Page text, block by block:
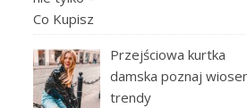
Przejściowa kurtka
damska poznaj
trendy